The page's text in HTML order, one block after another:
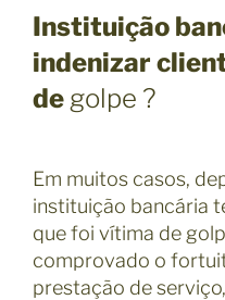
Instituição
indenizar
de golpe ?
Em muitos casos,
instituição bancária
que foi vítima de
comprovado o
prestação de